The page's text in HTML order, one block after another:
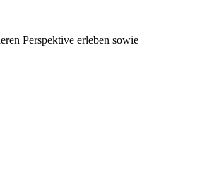
Perspektive erleben sowie